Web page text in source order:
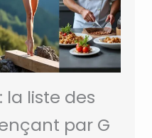
la liste des
par G